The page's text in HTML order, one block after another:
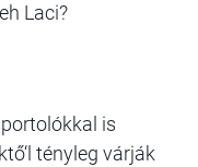
Laci?
is
tényleg várják